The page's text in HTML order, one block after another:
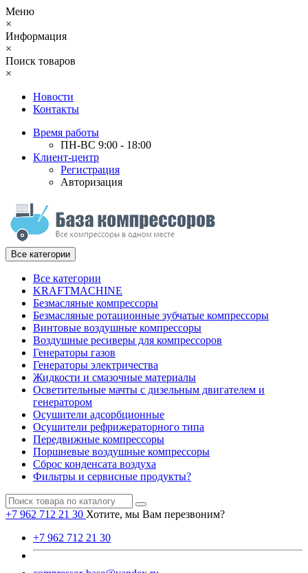
Меню
×
Информация
×
Поиск товаров
×
Новости
Контакты
Время работы
ПН-ВС 9:00 - 18:00
Клиент-центр
Регистрация
Авторизация
Все категории
Все категории
KRAFTMACHINE
Безмасляные компрессоры
Безмасляные ротационные зубчатые компрессоры
Винтовые воздушные компрессоры
Воздушные ресиверы для компрессоров
Генераторы газов
Генераторы электричества
Жидкости и смазочные материалы
Осветительные мачты с дизельным двигателем и
генератором
Осушители адсорбционные
Осушители рефрижераторного типа
Передвижные компрессоры
Поршневые воздушные компрессоры
Сброс конденсата воздуха
Фильтры и сервисные продукты?
+7 962 712 21 30 Хотите, мы Вам перезвоним?
+7 962 712 21 30